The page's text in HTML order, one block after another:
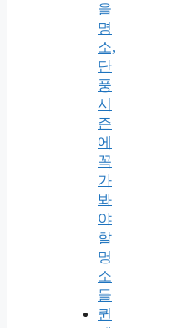
을
명
소,
단
풍
시
즌
에
꼭
가
봐
야
할
명
소
들
퀸